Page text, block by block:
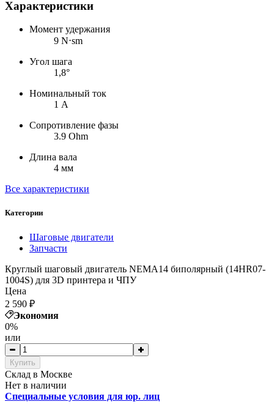
Характеристики
Момент удержания
9 N⋅sm
Угол шага
1,8°
Номинальный ток
1 А
Сопротивление фазы
3.9 Ohm
Длина вала
4 мм
Все характеристики
Категории
Шаговые двигатели
Запчасти
Круглый шаговый двигатель NEMA14 биполярный (14HR07-
1004S) для 3D принтера и ЧПУ
Цена
2 590 ₽
Экономия
0%
или
Купить
Cклад в Москве
Нет в наличии
Специальные условия для юр. лиц